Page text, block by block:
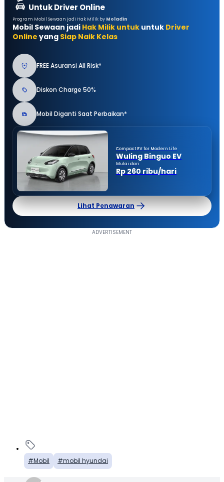
Untuk Driver Online
Program Mobil Sewaan jadi Hak Milik by Moladin
Mobil Sewaan jadi Hak Milik untuk untuk Driver
Online yang Siap Naik Kelas
FREE Asuransi All Risk*
Diskon Charge 50%
Mobil Diganti Saat Perbaikan*
Compact EV for Modern Life
Wuling Binguo EV
Mulai dari
Rp 260 ribu/hari
Lihat Penawaran
Mobil mobil hyundai